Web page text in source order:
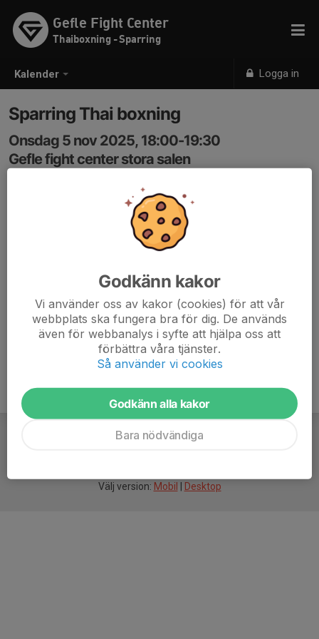
Kalender Logga in
Gefle Fight Center
Thaiboxning - Sparring
Sparring Thai boxning
Onsdag 5 nov 2025, 18:00-19:30
Gefle fight center stora salen
Sparring i thai boxning för alla nivåer. Vi tar alla hand om
varandra och lär oss av varandra.
Välj version: Mobil Desktop
Godkänn kakor
Vi använder oss av kakor (cookies) för att vår
webbplats ska fungera bra för dig. De används
även för webbanalys i syfte att hjälpa oss att
förbättra våra tjänster.
Så använder vi cookies
Godkänn alla kakor
Bara nödvändiga